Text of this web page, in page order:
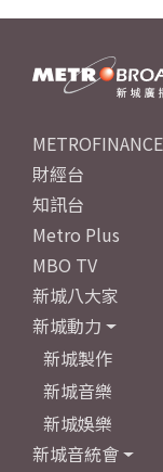
財經台
知訊台
Metro Plus
MBO TV
新城八大家
新城動力
新城製作
新城音樂
新城娛樂
新城音統會